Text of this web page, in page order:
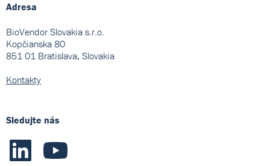
Adresa
BioVendor Slovakia s.r.o.
Kopčianska 80
851 01 Bratislava, Slovakia
Kontakty
Sledujte nás